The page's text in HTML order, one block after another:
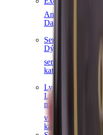
Ananas
Další kategorie
Semínka
Dýňová semínka
semínka
kategorie
Lyofilizované
Lyofilizované
maliny
v čokoládě
kategorie